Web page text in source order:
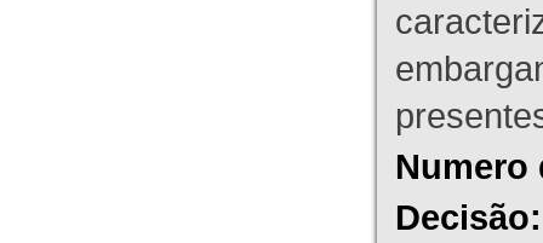
Numero
Decisão: